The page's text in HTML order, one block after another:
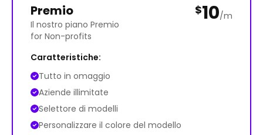
Premio
Il nostro piano Premio
for Non-profits
$10/m
Caratteristiche:
Tutto in omaggio
Aziende illimitate
Selettore di modelli
Personalizzare il colore del modello